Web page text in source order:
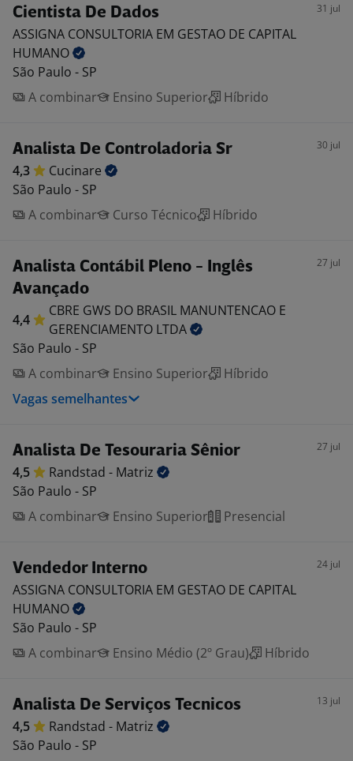
Cientista De Dados 31 jul
ASSIGNA CONSULTORIA EM GESTAO DE CAPITAL
HUMANO
São Paulo - SP
A combinar
Ensino Superior Híbrido
Analista De Controladoria Sr 30 jul
4,3
Cucinare
São Paulo - SP
A combinar
Curso Técnico Híbrido
Analista Contábil Pleno - Inglês
Avançado
27 jul
4,4
CBRE GWS DO BRASIL MANUNTENCAO E
GERENCIAMENTO LTDA
São Paulo - SP
A combinar
Ensino Superior
Híbrido
Vagas semelhantes
Analista De Tesouraria Sênior 27 jul
4,5 Randstad - Matriz
São Paulo - SP
A combinar
Ensino Superior Presencial
Vendedor Interno 24 jul
ASSIGNA CONSULTORIA EM GESTAO DE CAPITAL
HUMANO
São Paulo - SP
A combinar
Ensino Médio (2º Grau) Híbrido
Analista De Serviços Tecnicos 13 jul
4,5 Randstad - Matriz
São Paulo - SP